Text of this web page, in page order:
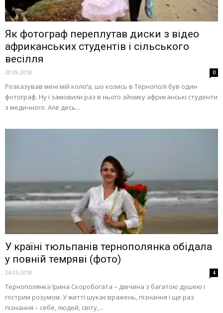
Як фотограф переплутав диски з відео
африканських студентів і сільського
весілля
20.09.2018 0
Розказував мені мій колєґа, шо колись в Тернополі був один
фотограф. Ну і замовили раз в нього зйомку африканські студенти
з медичного. Але десь...
У країні тюльпанів тернополянка обідала
у повній темряві (фото)
24.05.2018 4
Тернополянка Ірина Скоробогата – дівчина з багатою душею і
гострим розумом. У житті шукає вражень, пізнання і ще раз
пізнання – себе, людей, світу,...